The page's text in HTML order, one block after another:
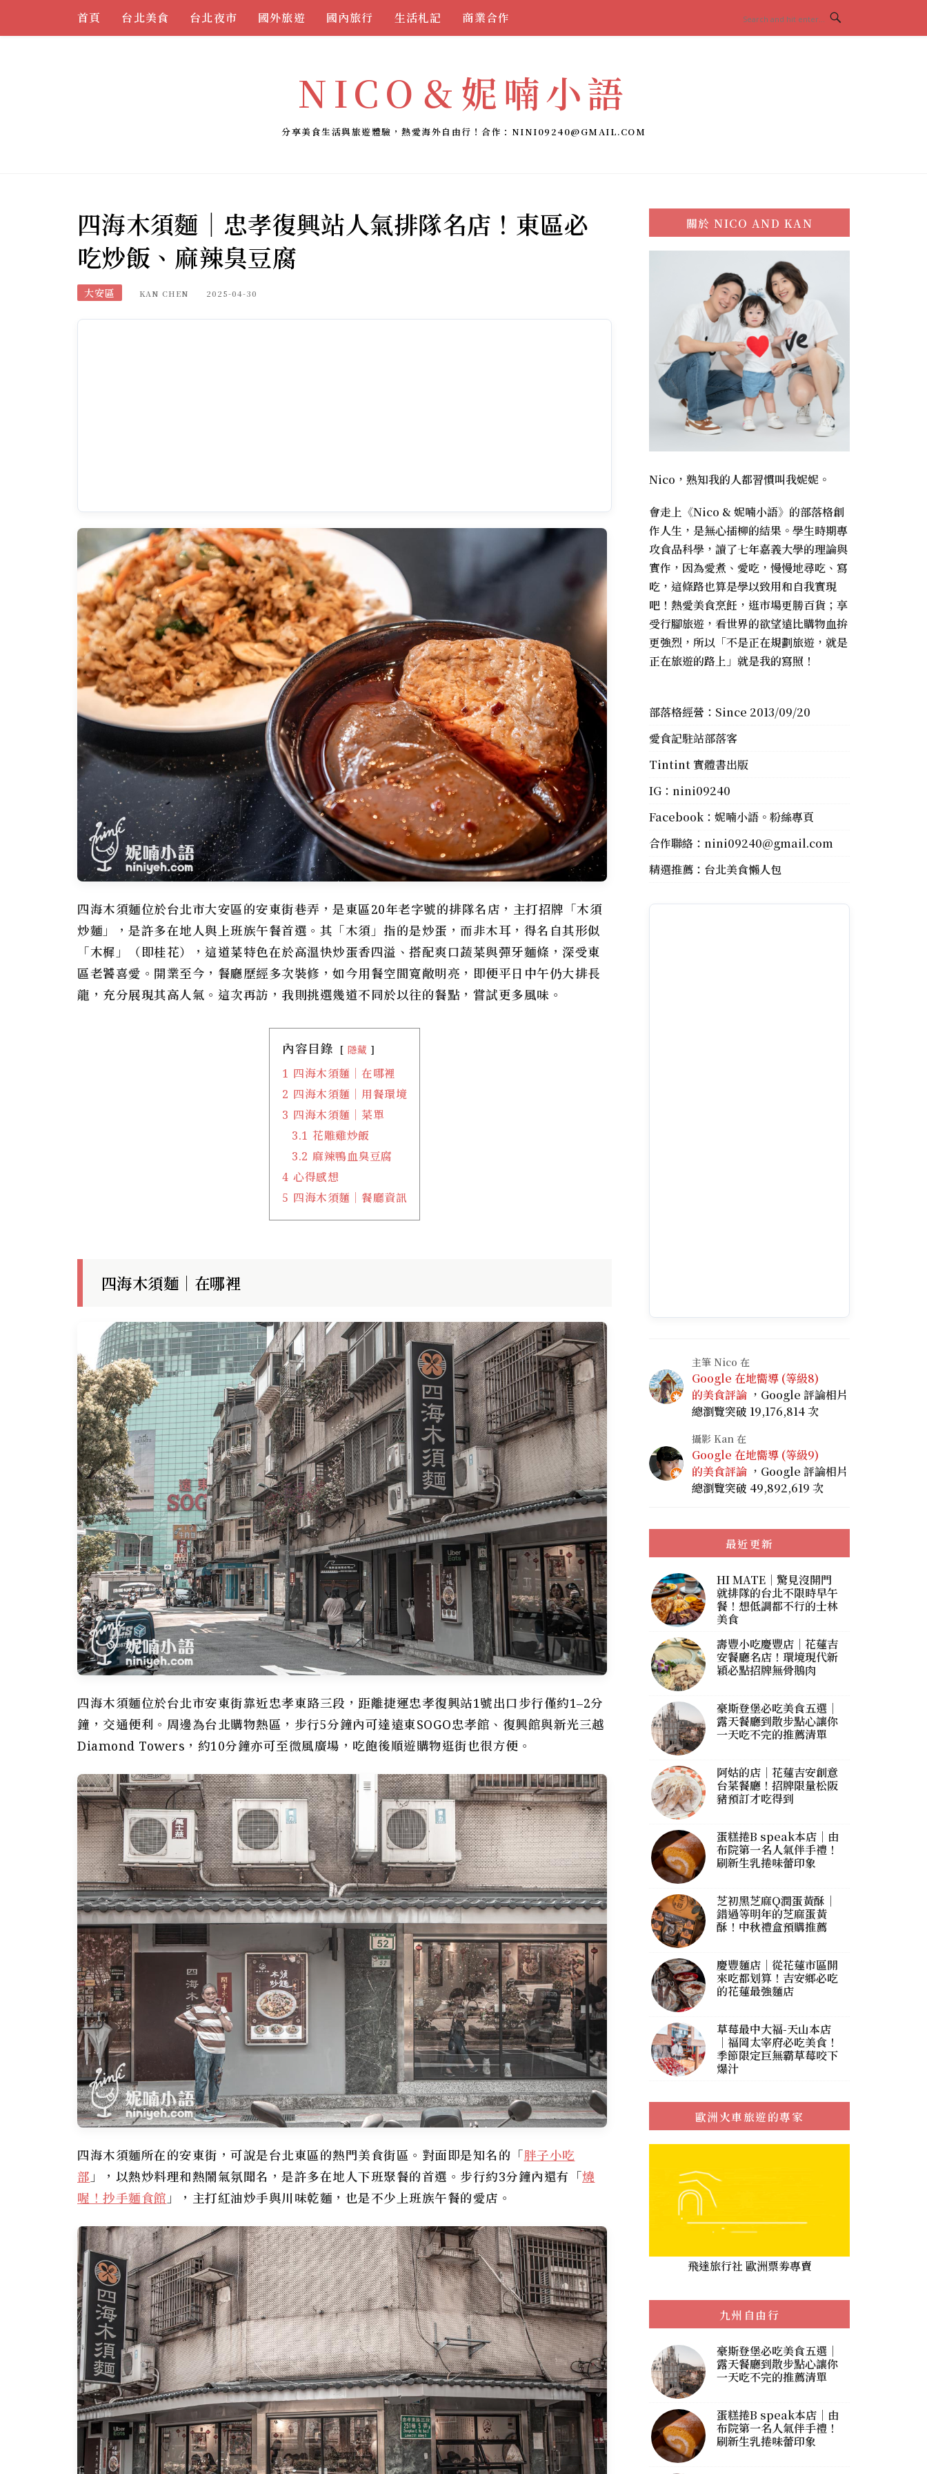
首頁 台北美食 台北夜市 國外旅遊 國內旅行 生活札記 商業合作
NICO＆妮喃小語
分享美食生活與旅遊體驗，熱愛海外自由行！合作： NINI09240@GMAIL.COM
四海木須麵｜忠孝復興站人氣排隊名店！東區必
吃炒飯、麻辣臭豆腐
大安區 KAN CHEN 2025-04-30
四海木須麵位於台北市大安區的安東街巷弄，是東區20年老字號的排隊名店，主打招牌「木須
炒麵」，是許多在地人與上班族午餐首選。其「木須」指的是炒蛋，而非木耳，得名自其形似
「木樨」（即桂花），這道菜特色在於高溫快炒蛋香四溢、搭配爽口蔬菜與彈牙麵條，深受東
區老饕喜愛。開業至今，餐廳歷經多次裝修，如今用餐空間寬敞明亮，即便平日中午仍大排長
龍，充分展現其高人氣。這次再訪，我則挑選幾道不同於以往的餐點，嘗試更多風味。
內容目錄 隱藏
1 四海木須麵｜在哪裡
2 四海木須麵｜用餐環境
3 四海木須麵｜菜單
3.1 花雕雞炒飯
3.2 麻辣鴨血臭豆腐
4 心得感想
5 四海木須麵｜餐廳資訊
四海木須麵｜在哪裡
四海木須麵位於台北市安東街靠近忠孝東路三段，距離捷運忠孝復興站1號出口步行僅約1–2分
鐘，交通便利。周邊為台北購物熱區，步行5分鐘內可達遠東SOGO忠孝館、復興館與新光三越
Diamond Towers，約10分鐘亦可至微風廣場，吃飽後順遊購物逛街也很方便。
四海木須麵所在的安東街，可說是台北東區的熱門美食街區。對面即是知名的「胖子小吃
部 」，以熱炒料理和熱鬧氣氛聞名，是許多在地人下班聚餐的首選。步行約3分鐘內還有「燒
喔！抄手麵食館 」，主打紅油炒手與川味乾麵，也是不少上班族午餐的愛店。
關於NICO AND KAN
Nico，熟知我的人都習慣叫我妮妮。
會走上《Nico & 妮喃小語》的部落格創
作人生，是無心插柳的結果。學生時期專
攻食品科學，讀了七年嘉義大學的理論與
實作，因為愛煮、愛吃，慢慢地尋吃、寫
吃，這條路也算是學以致用和自我實現
吧！熱愛美食烹飪，逛市場更勝百貨；享
受行腳旅遊，看世界的欲望遠比購物血拚
更強烈，所以「不是正在規劃旅遊，就是
正在旅遊的路上」就是我的寫照！
部落格經營：Since 2013/09/20
愛食記駐站部落客
Tintint 實體書出版
IG：nini09240
Facebook：妮喃小語。粉絲專頁
合作聯絡：nini09240@gmail.com
精選推薦： 台北美食懶人包
主筆 Nico 在
Google 在地嚮導 (等級8)
的美食評論 ，Google 評論相片
總瀏覽突破 19,176,814 次
攝影 Kan 在
Google 在地嚮導 (等級9)
的美食評論 ，Google 評論相片
總瀏覽突破 49,892,619 次
最近更新
HI MATE｜驚見沒開門
就排隊的台北不限時早午
餐！想低調都不行的士林
美食
壽豐小吃慶豐店｜花蓮吉
安餐廳名店！環境現代新
穎必點招牌無骨鵝肉
豪斯登堡必吃美食五選｜
露天餐廳到散步點心讓你
一天吃不完的推薦清單
阿姑的店｜花蓮吉安創意
台菜餐廳！招牌限量松阪
豬預訂才吃得到
蛋糕捲B speak本店｜由
布院第一名人氣伴手禮！
刷新生乳捲味蕾印象
芝初黑芝麻Q潤蛋黃酥｜
錯過等明年的芝麻蛋黃
酥！中秋禮盒預購推薦
慶豐麵店｜從花蓮市區開
來吃都划算！吉安鄉必吃
的花蓮最強麵店
草莓最中大福-天山本店
｜福岡太宰府必吃美食！
季節限定巨無霸草莓咬下
爆汁
歐洲火車旅遊的專家
飛達旅行社 歐洲票劵專賣
九州自由行
豪斯登堡必吃美食五選｜
露天餐廳到散步點心讓你
一天吃不完的推薦清單
蛋糕捲B speak本店｜由
布院第一名人氣伴手禮！
刷新生乳捲味蕾印象